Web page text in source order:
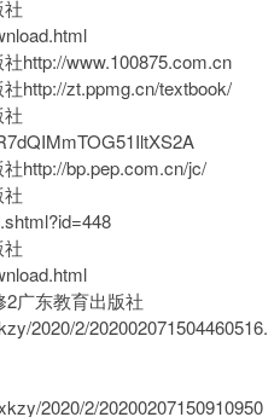
http://www.100875.com.cn
http://zt.ppmg.cn/textbook/
http://bp.pep.com.cn/jc/
广东教育出版社
2020/2/202002071504460516.
2020/2/20200207150910950